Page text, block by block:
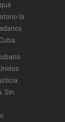
la
Sin